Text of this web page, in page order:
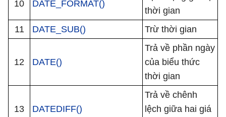
10 DATE_FORMAT()
thời gian
11
DATE_SUB() Trừ thời gian
12 DATE()
Trả về phần ngày
của biểu thức
thời gian
13 DATEDIFF()
Trả về chênh
lệch giữa hai giá